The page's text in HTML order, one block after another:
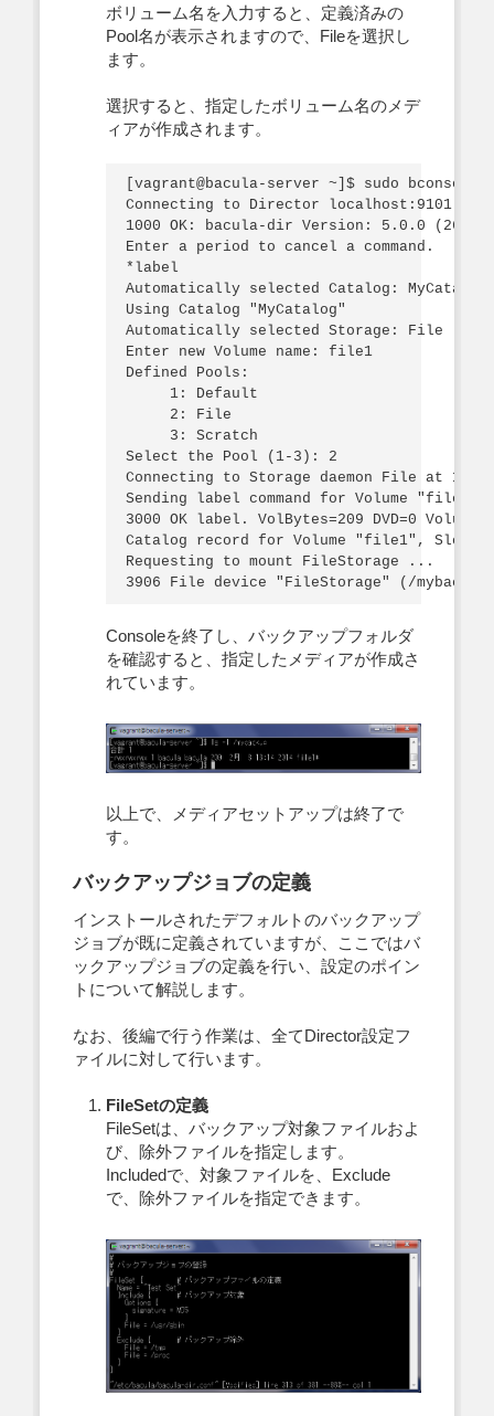
ボリューム名を入力すると、定義済みの
Pool名が表示されますので、Fileを選択し
ます。
選択すると、指定したボリューム名のメデ
ィアが作成されます。
[vagrant@bacula-server ~]$ sudo bconsole
Connecting to Director localhost:9101
1000 OK: bacula-dir Version: 5.0.0 (26
Enter a period to cancel a command.
*label
Automatically selected Catalog: MyCatalog
Using Catalog "MyCatalog"
Automatically selected Storage: File
Enter new Volume name: file1
Defined Pools:
     1: Default
     2: File
     3: Scratch
Select the Pool (1-3): 2
Connecting to Storage daemon File at
Sending label command for Volume
3000 OK label. VolBytes=209 DVD=0
Catalog record for Volume "file1", Slot
Requesting to mount FileStorage ...
Consoleを終了し、バックアップフォルダ
を確認すると、指定したメディアが作成さ
れています。
以上で、メディアセットアップは終了で
す。
バックアップジョブの定義
インストールされたデフォルトのバックアップ
ジョブが既に定義されていますが、ここではバ
ックアップジョブの定義を行い、設定のポイン
トについて解説します。
なお、後編で行う作業は、全てDirector設定フ
ァイルに対して行います。
FileSetの定義
FileSetは、バックアップ対象ファイルおよ
び、除外ファイルを指定します。
Includedで、対象ファイルを、Exclude
で、除外ファイルを指定できます。